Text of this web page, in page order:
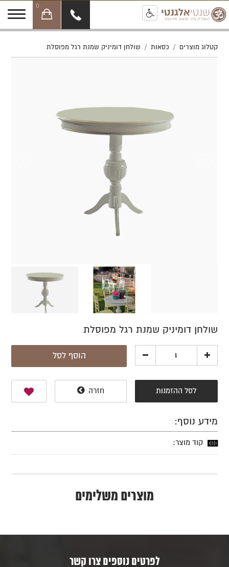
0
קטלוג מוצרים / כסאות / שולחן דומיניק שמנת רגל מפוסלת
שולחן דומיניק שמנת רגל מפוסלת
הוסף לסל
לסל ההזמנות חזרה
מידע נוסף:
קוד מוצר:
מוצרים משלימים
לפרטים נוספים צרו קשר